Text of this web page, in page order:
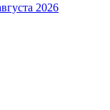
2026